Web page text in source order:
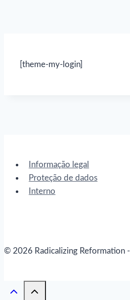
[theme-my-login]
Informação legal
Proteção de dados
Interno
© 2026 Radicalizing Reformation